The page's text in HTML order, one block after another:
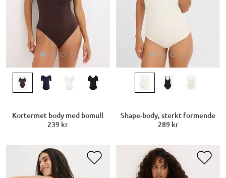
Kortermet body med bomull
239 kr
Shape-body, sterkt formende
289 kr